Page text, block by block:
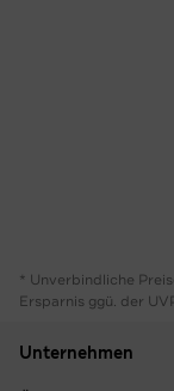
* Unverbindliche
Ersparnis ggü. der
Unternehmen